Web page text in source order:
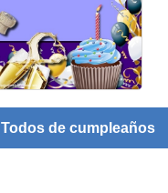
Todos de cumpleaños